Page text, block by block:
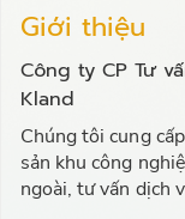
Giới thiệu
Công ty CP Tư
Kland
Chúng tôi cung
sản khu công
ngoài, tư vấn dịch